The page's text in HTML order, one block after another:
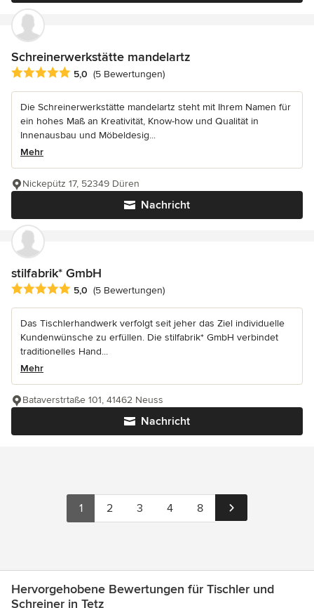
Schreinerwerkstätte mandelartz
Durchschnittliche Bewertung: 5 von 5 Sternen
5,0 (5 Bewertungen)
Die Schreinerwerkstätte mandelartz steht mit Ihrem Namen für
ein hohes Maß an Kreativität, Know-how und Qualität in
Innenausbau und Möbeldesig...
Mehr
Nachricht
Nickepütz 17, 52349 Düren
stilfabrik* GmbH
Durchschnittliche Bewertung: 5 von 5 Sternen
5,0 (5 Bewertungen)
Das Tischlerhandwerk verfolgt seit jeher das Ziel individuelle
Kundenwünsche zu erfüllen. Die stilfabrik* GmbH verbindet
traditionelles Hand...
Mehr
Nachricht
Bataverstrtaße 101, 41462 Neuss
1 2 3 4 8
Hervorgehobene Bewertungen für Tischler und
Schreiner in Tetz